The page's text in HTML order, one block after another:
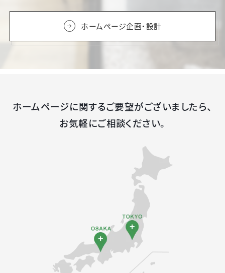
ホームページ企画・設計
ホームページに関するご要望がございましたら、
お気軽にご相談ください。